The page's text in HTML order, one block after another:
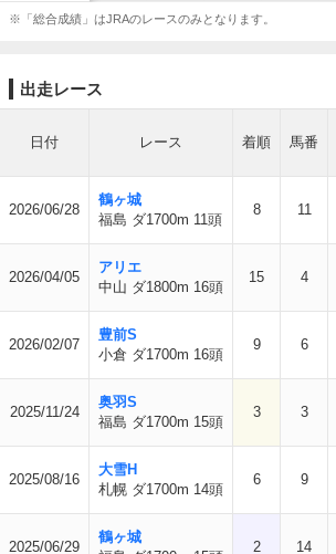
※「総合成績」はJRAのレースのみとなります。
出走レース
日付 レース 着順 馬番
2026/06/28
鶴ヶ城
福島 ダ1700m 11頭
8 11
2026/04/05
アリエ
中山 ダ1800m 16頭
15 4
2026/02/07
豊前S
小倉 ダ1700m 16頭
9 6
2025/11/24
奥羽S
福島 ダ1700m 15頭
3 3
2025/08/16
大雪H
札幌 ダ1700m 14頭
6 9
2025/06/29
鶴ヶ城
2 14